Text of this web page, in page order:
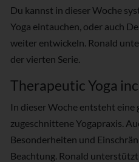
Du kannst in dieser Woche
Yoga eintauchen, oder auch
weiter entwickeln. Ronald
der vierten Serie.
Therapeutic Yoga
In dieser Woche entsteht eine
zugeschnittene Yogapraxis.
Besonderheiten und
Beachtung. Ronald